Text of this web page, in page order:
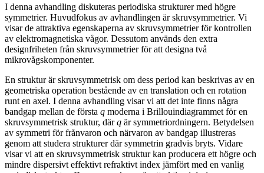
I denna avhandling diskuteras periodiska strukturer med högre
symmetrier. Huvudfokus av avhandlingen är skruvsymmetrier. Vi
visar de attraktiva egenskaperna av skruvsymmetrier för kontrollen
av elektromagnetiska vågor. Dessutom används den extra
designfriheten från skruvsymmetrier för att designa två
mikrovågskomponenter.
En struktur är skruvsymmetrisk om dess period kan beskrivas av en
geometriska operation bestående av en translation och en rotation
runt en axel. I denna avhandling visar vi att det inte finns några
bandgap mellan de första q moderna i Brillouindiagrammet för en
skruvsymmetrisk struktur, därq är symmetriordningern. Betydelsen
av symmetri för frånvaron och närvaron av bandgap illustreras
genom att studera strukturer där symmetrin gradvis bryts. Vidare
visar vi att en skruvsymmetrisk struktur kan producera ett högre och
mindre dispersivt effektivt refraktivt index jämfört med en vanlig